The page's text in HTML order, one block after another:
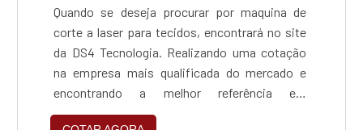
Quando se deseja procurar por maquina de
corte a laser para tecidos, encontrará no site
da DS4 Tecnologia. Realizando uma cotação
na empresa mais qualificada do mercado e
encontrando a melhor referência em
qualidade.INFORMAÇÕES SOBRE MAQUINA DE